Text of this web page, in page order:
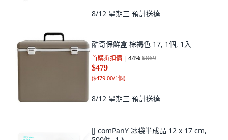
8/12 星期三 預計送達
酷奇保鮮盒 棕褐色 17, 1個, 1入
首購折扣價 44%$869
$479
($479.00/1個)
8/12 星期三 預計送達
JJ comPanY 冰袋半成品 12 x 17 cm,